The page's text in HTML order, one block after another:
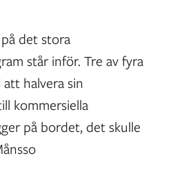
det stora
står inför. Tre av fyra
halvera sin
kommersiella
på bordet, det skulle